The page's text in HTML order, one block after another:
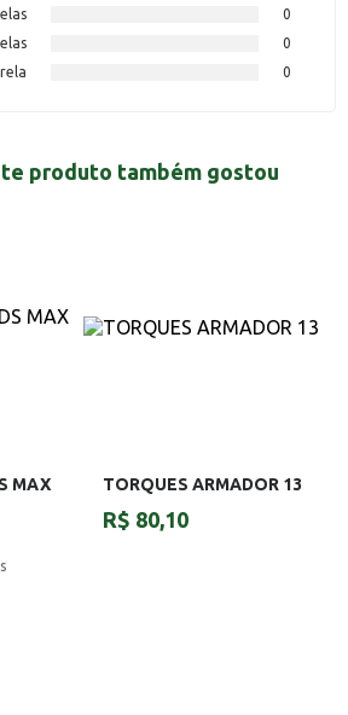
0
0
0
produto também gostou
MAX
TORQUES ARMADOR 13
R$ 80,10